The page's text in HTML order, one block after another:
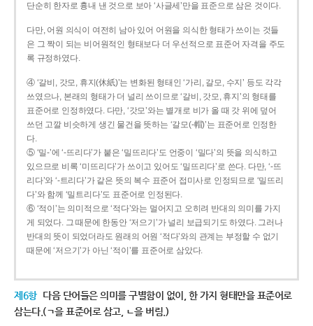
단순히 한자로 흉내 낸 것으로 보아 ‘사글세’만을 표준으로 삼은 것이다.
다만, 어원 의식이 여전히 남아 있어 어원을 의식한 형태가 쓰이는 것들
은 그 짝이 되는 비어원적인 형태보다 더 우선적으로 표준어 자격을 주도
록 규정하였다.
④ ‘갈비, 갓모, 휴지(休紙)’는 변화된 형태인 ‘가리, 갈모, 수지’ 등도 각각
쓰였으나, 본래의 형태가 더 널리 쓰이므로 ‘갈비, 갓모, 휴지’의 형태를
표준어로 인정하였다. 다만, ‘갓모’와는 별개로 비가 올 때 갓 위에 덮어
쓰던 고깔 비슷하게 생긴 물건을 뜻하는 ‘갈모(-帽)’는 표준어로 인정한
다.
⑤ ‘밀-’에 ‘-뜨리다’가 붙은 ‘밀뜨리다’도 언중이 ‘밀다’의 뜻을 의식하고
있으므로 비록 ‘미뜨리다’가 쓰이고 있어도 ‘밀뜨리다’로 쓴다. 다만, ‘-뜨
리다’와 ‘-트리다’가 같은 뜻의 복수 표준어 접미사로 인정되므로 ‘밀뜨리
다’와 함께 ‘밀트리다’도 표준어로 인정된다.
⑥ ‘적이’는 의미적으로 ‘적다’와는 멀어지고 오히려 반대의 의미를 가지
게 되었다. 그 때문에 한동안 ‘저으기’가 널리 보급되기도 하였다. 그러나
반대의 뜻이 되었더라도 원래의 어원 ‘적다’와의 관계는 부정할 수 없기
때문에 ‘저으기’가 아닌 ‘적이’를 표준어로 삼았다.
제6항 다음 단어들은 의미를 구별함이 없이, 한 가지 형태만을 표준어로
삼는다.(ㄱ을 표준어로 삼고, ㄴ을 버림.)